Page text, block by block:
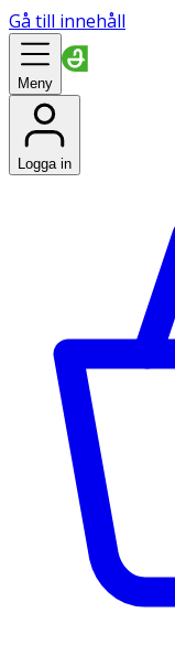
Gå till innehåll
Meny
Logga in